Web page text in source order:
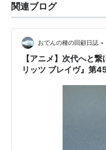
ソードアイズ
スタッフ
企画：サンライズ
原作：矢立肇
キャラクターデザイン
関連ブログ
おでんの種の回顧日誌 •
【アニメ】次代へと
リッツ ブレイヴ』第